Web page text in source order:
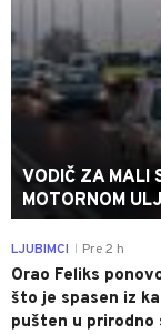
VODIČ ZA MALI
MOTORNOM
LJUBIMCI Pre 2 h
Orao Feliks
što je spasen iz
pušten u